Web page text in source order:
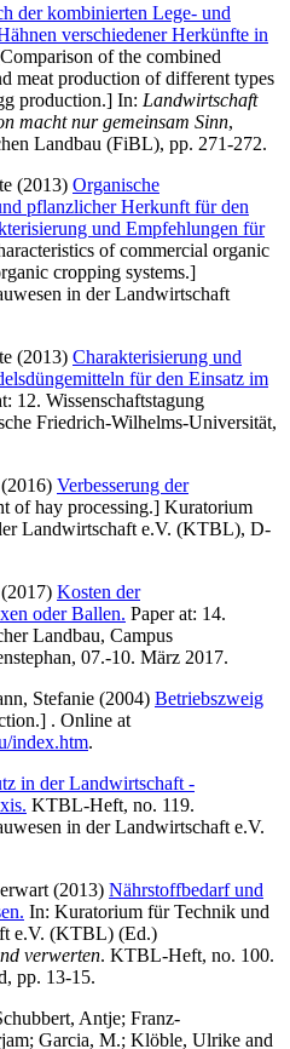
der kombinierten Lege- und
verschiedener Herkünfte in
of the combined
meat production of different types
production.] In: Landwirtschaft
macht nur gemeinsam Sinn,
Landbau (FiBL), pp. 271-272.
(2013) Organische
pflanzlicher Herkunft für den
und Empfehlungen für
of commercial organic
cropping systems.]
in der Landwirtschaft
(2013) Charakterisierung und
für den Einsatz im
12. Wissenschaftstagung
Friedrich-Wilhelms-Universität,
(2016) Verbesserung der
of hay processing.] Kuratorium
Landwirtschaft e.V. (KTBL), D-
(2017) Kosten der
oder Ballen. Paper at: 14.
Landbau, Campus
07.-10. März 2017.
Stefanie (2004) Betriebszweig
. Online at
index.htm.
in der Landwirtschaft -
KTBL-Heft, no. 119.
in der Landwirtschaft e.V.
(2013) Nährstoffbedarf und
In: Kuratorium für Technik und
e.V. (KTBL) (Ed.)
verwerten. KTBL-Heft, no. 100.
pp. 13-15.
Antje; Franz-
; Garcia, M.; Klöble, Ulrike and